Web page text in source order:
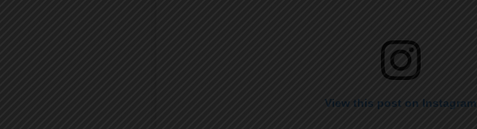
View this post on Instagram